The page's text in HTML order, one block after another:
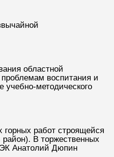
областной
воспитания и
учебно-методического
горных работ строящейся
В торжественных
Анатолий Дюпин